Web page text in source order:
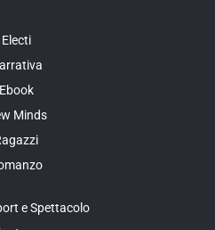
Electi
Ebook
Minds
e Spettacolo